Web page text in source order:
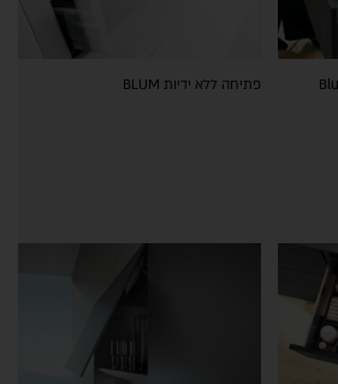
פתיחה ללא ידיות BLUM